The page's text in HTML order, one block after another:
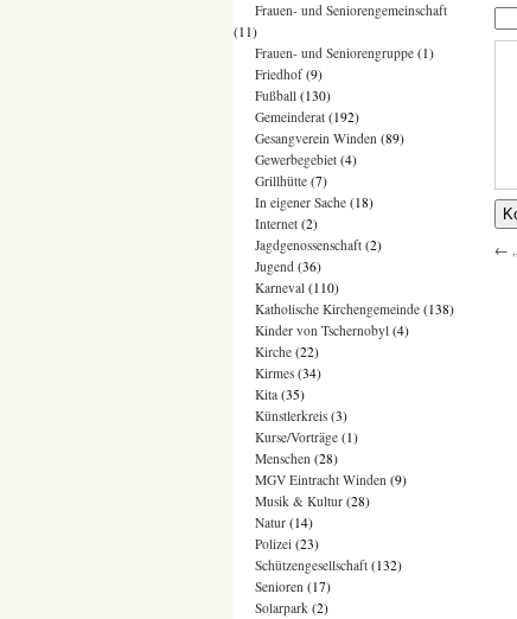
←
Frauen- und Seniorengemeinschaft
(11)
Frauen- und Seniorengruppe (1)
Friedhof(9)
Fußball (130)
Gemeinderat (192)
Gesangverein Winden (89)
Gewerbegebiet (4)
Grillhütte (7)
In eigener Sache (18)
Internet (2)
Jagdgenossenschaft (2)
Jugend (36)
Karneval (110)
Katholische Kirchengemeinde (138)
Kinder von Tschernobyl (4)
Kirche (22)
Kirmes (34)
Kita (35)
Künstlerkreis (3)
Kurse/Vorträge (1)
Menschen (28)
MGV Eintracht Winden (9)
Musik & Kultur (28)
Natur (14)
Polizei (23)
Schützengesellschaft (132)
Senioren (17)
Solarpark (2)